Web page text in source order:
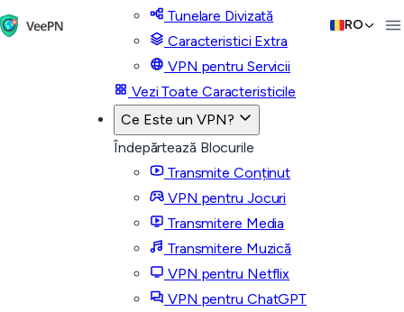
Tunelare Divizată
Caracteristici Extra
VPN pentru Servicii
Vezi Toate Caracteristicile
Ce Este un VPN?
Îndepărtează Blocurile
Transmite Conținut
VPN pentru Jocuri
Transmitere Media
Transmitere Muzică
VPN pentru Netflix
VPN pentru ChatGPT
RO